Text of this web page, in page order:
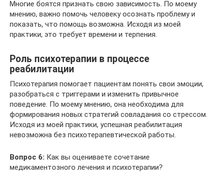
Многие боятся признать свою зависимость. По моему
мнению, важно помочь человеку осознать проблему и
показать, что помощь возможна. Исходя из моей
практики, это требует времени и терпения.
Роль психотерапии в процессе
реабилитации
Психотерапия помогает пациентам понять свои эмоции,
разобраться с триггерами и изменить привычное
поведение. По моему мнению, она необходима для
формирования новых стратегий совладания со стрессом.
Исходя из моей практики, успешная реабилитация
невозможна без психотерапевтической работы.
Вопрос 6: Как вы оцениваете сочетание
медикаментозного лечения и психотерапии?